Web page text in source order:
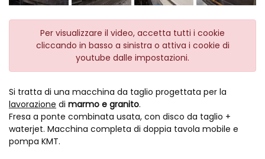
Per visualizzare il video, accetta tutti i cookie
cliccando in basso a sinistra o attiva i cookie di
youtube dalle impostazioni.
Si tratta di una macchina da taglio progettata per la
lavorazione di marmo e granito.
Fresa a ponte combinata usata, con disco da taglio +
waterjet. Macchina completa di doppia tavola mobile e
pompa KMT.